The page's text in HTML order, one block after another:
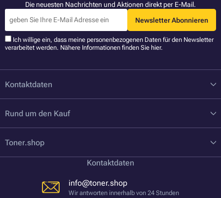
Die neuesten Nachrichten und Aktionen direkt per E-Mail.
Newsletter Abonnieren
Ich willige ein, dass meine personenbezogenen Daten für den Newsletter
verarbeitet werden. Nähere Informationen finden Sie hier.
Kontaktdaten
Rund um den Kauf
Toner.shop
Kontaktdaten
info@toner.shop
Wir antworten innerhalb von 24 Stunden